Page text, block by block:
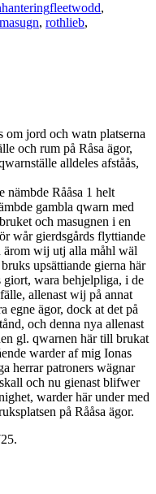
fleetwodd,
masugn, rothlieb,
om jord och watn platserna
och rum på Råsa ägor,
alldeles afståås,
nämbde Rååsa 1 helt
gambla qwarn med
och masugnen i en
wår gierdsgårds flyttiande
ärom wij utj alla måhl wäl
upsättiande gierna här
wara behjelpliga, i de
allenast wij på annat
egne ägor, dock at det på
och denna nya allenast
gl. qwarnen här till brukat
warder af mig Ionas
herrar patroners wägnar
och nu gienast blifwer
warder här under med
på Rååsa ägor.